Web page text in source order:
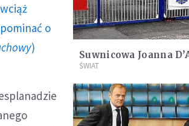
o
)
Suwnicowa Joanna
ŚWIAT